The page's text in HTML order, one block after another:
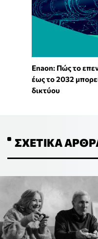
Enaon: Πώς το
έως το 2032
δικτύου
ΣΧΕΤΙΚΆ